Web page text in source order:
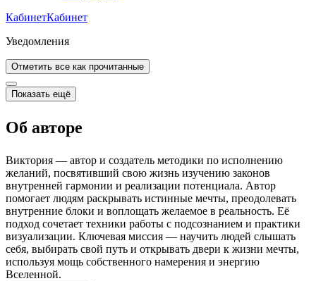
КабинетКабинет
Уведомления
Отметить все как прочитанные
Показать ещё
Об авторе
Виктория — автор и создатель методики по исполнению
желаний, посвятивший свою жизнь изучению законов
внутренней гармонии и реализации потенциала. Автор
помогает людям раскрывать истинные мечты, преодолевать
внутренние блоки и воплощать желаемое в реальность. Её
подход сочетает техники работы с подсознанием и практики
визуализации. Ключевая миссия — научить людей слышать
себя, выбирать свой путь и открывать двери к жизни мечты,
используя мощь собственного намерения и энергию
Вселенной.